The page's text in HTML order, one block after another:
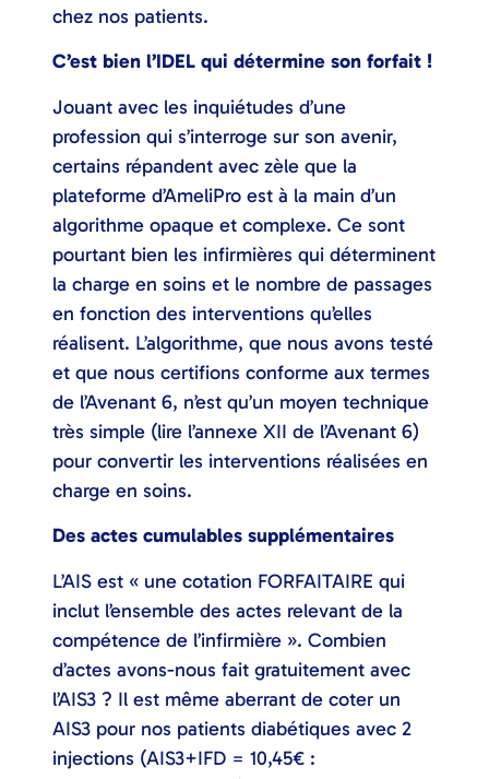
chez nos patients.
C’est bien l’IDEL qui détermine son forfait !
Jouant avec les inquiétudes d’une
profession qui s’interroge sur son avenir,
certains répandent avec zèle que la
plateforme d’AmeliPro est à la main d’un
algorithme opaque et complexe. Ce sont
pourtant bien les infirmières qui déterminent
la charge en soins et le nombre de passages
en fonction des interventions qu’elles
réalisent. L’algorithme, que nous avons testé
et que nous certifions conforme aux termes
de l’Avenant 6, n’est qu’un moyen technique
très simple (lire l’annexe XII de l’Avenant 6)
pour convertir les interventions réalisées en
charge en soins.
Des actes cumulables supplémentaires
L’AIS est « une cotation FORFAITAIRE qui
inclut l’ensemble des actes relevant de la
compétence de l’infirmière ». Combien
d’actes avons-nous fait gratuitement avec
l’AIS3 ? Il est même aberrant de coter un
AIS3 pour nos patients diabétiques avec 2
injections (AIS3+IFD = 10,45€ :